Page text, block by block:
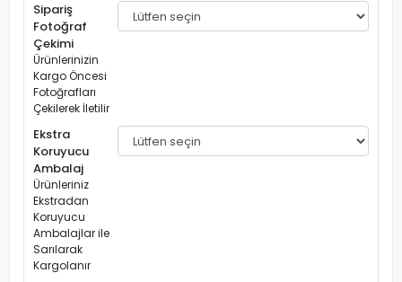
Sipariş
Fotoğraf
Çekimi
Ürünlerinizin
Kargo Öncesi
Fotoğrafları
Çekilerek İletilir
Ekstra
Koruyucu
Ambalaj
Ürünleriniz
Ekstradan
Koruyucu
Ambalajlar ile
Sarılarak
Kargolanır